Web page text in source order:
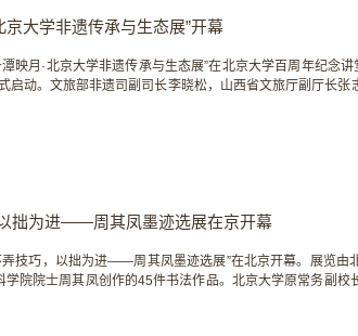
京大学非遗传承与生态展”开幕
映月·北京大学非遗传承与生态展”在北京大学百周年纪念
启动。文旅部非遗司副司长李晓松，山西省文旅厅副厅长张
院党委书记唐金楠出席开幕式。多位非遗传承人、艺术家、
拙为进——周其凤墨迹选展在京开幕
弄技巧，以拙为进——周其凤墨迹选展”在北京开幕。展览由
学院院士周其凤创作的45件书法作品。北京大学原常务副校
诗人雷格，媒体人刘丽娜，北京大学教授沈兴海，中国政法